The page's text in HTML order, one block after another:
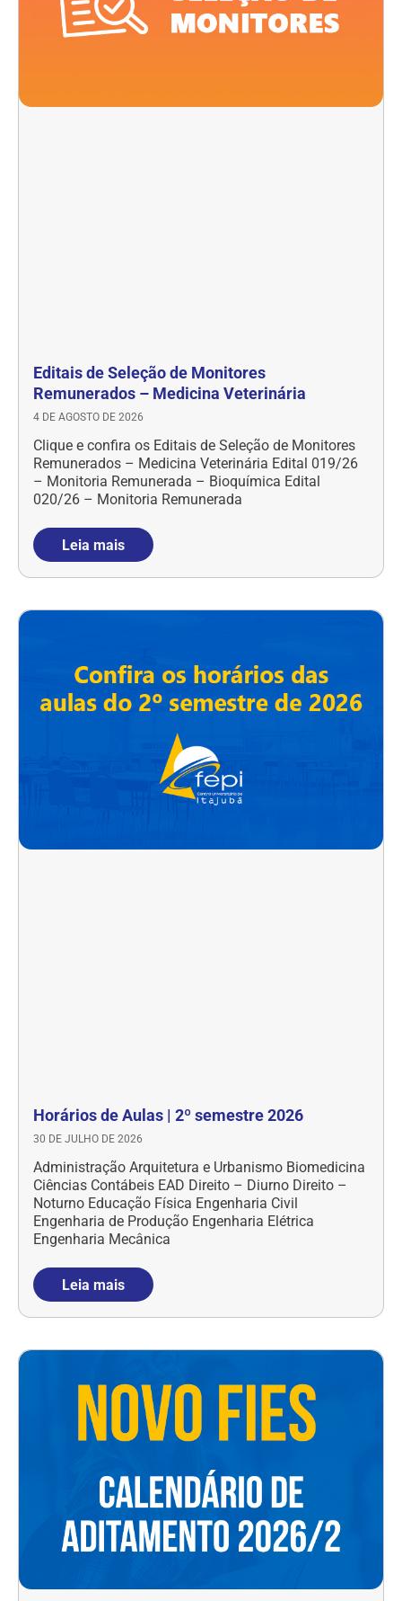
Editais de Seleção de Monitores
Remunerados – Medicina Veterinária
4 DE AGOSTO DE 2026
Clique e confira os Editais de Seleção de Monitores
Remunerados – Medicina Veterinária Edital 019/26
– Monitoria Remunerada – Bioquímica Edital
020/26 – Monitoria Remunerada
Leia mais
Horários de Aulas | 2º semestre 2026
30 DE JULHO DE 2026
Administração Arquitetura e Urbanismo Biomedicina
Ciências Contábeis EAD Direito – Diurno Direito –
Noturno Educação Física Engenharia Civil
Engenharia de Produção Engenharia Elétrica
Engenharia Mecânica
Leia mais